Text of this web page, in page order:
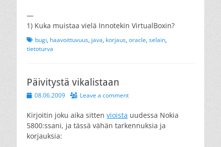
—
1) Kuka muistaa vielä Innotekin VirtualBoxin?
Tagsbugi, haavoittuvuus, java, korjaus, oracle, selain,
tietoturva
Päivitystä vikalistaan
Posted
08.06.2009 Leave a comment
Kirjoitin joku aika sitten vioista uudessa Nokia
5800:ssani, ja tässä vähän tarkennuksia ja
korjauksia: